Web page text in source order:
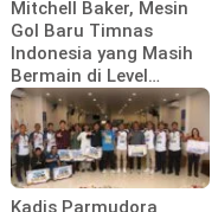
Mitchell Baker, Mesin
Gol Baru Timnas
Indonesia yang Masih
Bermain di Level
Universitas
Kadis Parmudora